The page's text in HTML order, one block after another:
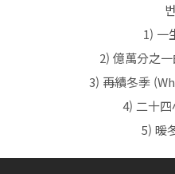
1) 一
2) 億萬分之
3) 再續冬季
4) 二十
5) 暖